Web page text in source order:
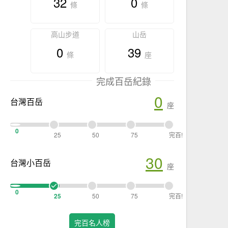
條 條
高山步道
0 條
山岳
39 座
完成百岳紀錄
台灣百岳 0 座
0 25 50 75 完百!
台灣小百岳 30 座
0 25 50 75 完百!
完百名人榜